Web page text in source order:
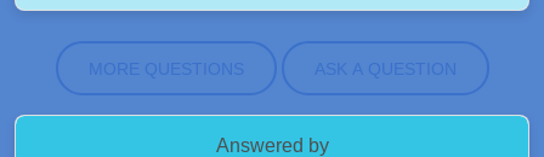
MORE QUESTIONS ASK A QUESTION
Answered by